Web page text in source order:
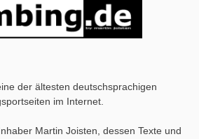
der ältesten deutschsprachigen
im Internet.
Martin Joisten, dessen Texte und